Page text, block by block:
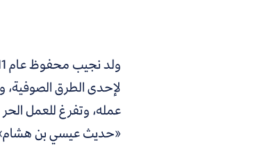
ولد نجيب محفوظ عام 1911 في بيت لم يكن فيه مكتبة.
لإحدى الطرق
عمله، وتفرغ للعمل
«حديث عيسي بن هشام»